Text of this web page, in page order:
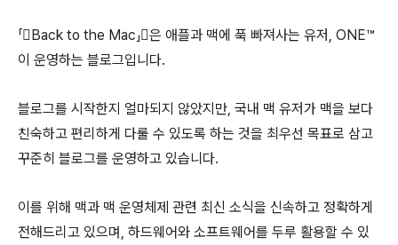
「Back to the Mac」은 애플과 맥에 푹 빠져사는 유저, ONE™
이 운영하는 블로그입니다.
블로그를 시작한지 얼마되지 않았지만, 국내 맥 유저가 맥을 보다
친숙하고 편리하게 다룰 수 있도록 하는 것을 최우선 목표로 삼고
꾸준히 블로그를 운영하고 있습니다.
이를 위해 맥과 맥 운영체제 관련 최신 소식을 신속하고 정확하게
전해드리고 있으며, 하드웨어와 소프트웨어를 두루 활용할 수 있